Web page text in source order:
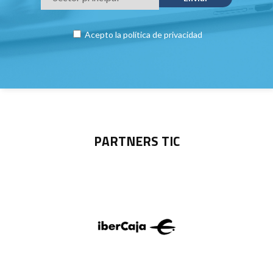
Acepto la política de privacidad
PARTNERS TIC